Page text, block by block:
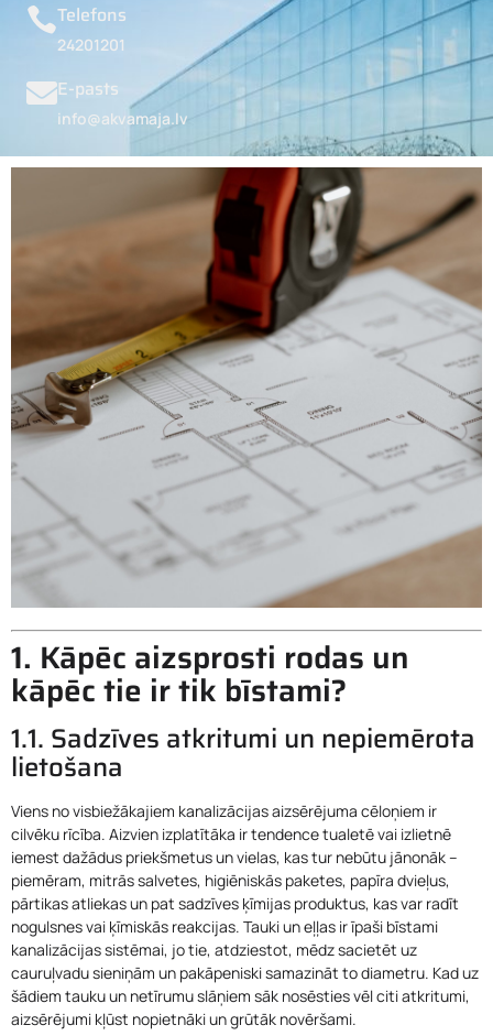
Telefons
24201201
E-pasts
info@akvamaja.lv
Nekavējies, zvani,
palīdzēsim
Zvanīt 24201201
1. Kāpēc aizsprosti rodas un
kāpēc tie ir tik bīstami?
1.1. Sadzīves atkritumi un nepiemērota
lietošana
Viens no visbiežākajiem kanalizācijas aizsērējuma cēloņiem ir
cilvēku rīcība. Aizvien izplatītāka ir tendence tualetē vai izlietnē
iemest dažādus priekšmetus un vielas, kas tur nebūtu jānonāk –
piemēram, mitrās salvetes, higiēniskās paketes, papīra dvieļus,
pārtikas atliekas un pat sadzīves ķīmijas produktus, kas var radīt
nogulsnes vai ķīmiskās reakcijas. Tauki un eļļas ir īpaši bīstami
kanalizācijas sistēmai, jo tie, atdziestot, mēdz sacietēt uz
cauruļvadu sieniņām un pakāpeniski samazināt to diametru. Kad uz
šādiem tauku un netīrumu slāņiem sāk nosēsties vēl citi atkritumi,
aizsērējumi kļūst nopietnāki un grūtāk novēršami.